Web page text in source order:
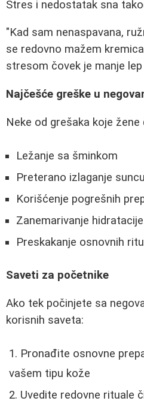
Stres i nedostatak sna
"Kad sam nenaspavana,
se redovno mažem
stresom čovek je manje
Najčešće greške u
Neke od grešaka koje
Ležanje sa šminkom
Preterano izlaganje
Korišćenje pogrešnih
Zanemarivanje
Preskakanje osnovnih
Saveti za početnike
Ako tek počinjete sa
korisnih saveta:
Pronađite osnovne
vašem tipu kože
Uvedite redovne rituale